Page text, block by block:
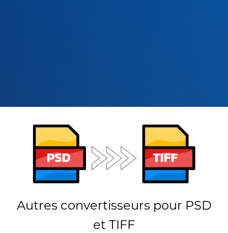
Autres convertisseurs pour PSD
et TIFF